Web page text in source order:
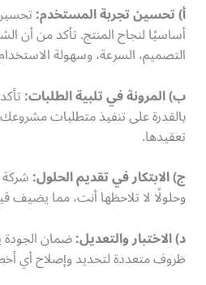
أ) تحسين تجربة المستخدم:
أساسيًا لنجاح المنتج. تأكد من أن
التصميم، السرعة، وسهولة
ب) المرونة في تلبية الطلبات:
بالقدرة على تنفيذ متطلبات
تعقيدها.
ج) الابتكار في تقديم الحلول:شركة
وحلولًا لا تلاحظها أنت، مما يضيف
د) الاختبار والتعديل:ضمان الجودة
ظروف متعددة لتحديد وإصلاح أي